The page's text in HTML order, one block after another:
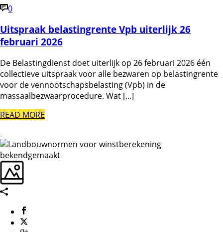
0
Uitspraak belastingrente Vpb uiterlijk 26
februari 2026
De Belastingdienst doet uiterlijk op 26 februari 2026 één
collectieve uitspraak voor alle bezwaren op belastingrente
voor de vennootschapsbelasting (Vpb) in de
massaalbezwaarprocedure. Wat [...]
READ MORE